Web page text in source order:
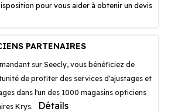
pour vous aider à obtenir un devis
PARTENAIRES
sur Seecly, vous bénéficiez de
de profiter des services d'ajustages et
dans l'un des 1000 magasins opticiens
Krys.
Détails